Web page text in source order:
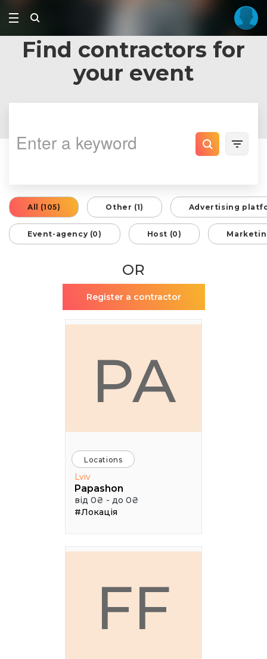
Find contractors for
your event
All (105) Other (1) Advertising
Event-agency (0) Host (0)
OR
Register a contractor
PA
Locations
Lviv
Papashon
від 0₴ - до 0₴
#Локація
FF